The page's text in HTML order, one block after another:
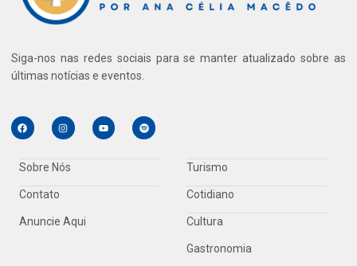
Siga-nos nas redes sociais para se manter atualizado sobre as
últimas notícias e eventos.
Sobre Nós
Contato
Anuncie Aqui
Turismo
Cotidiano
Cultura
Gastronomia